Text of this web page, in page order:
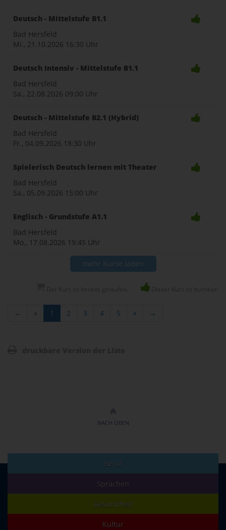
Deutsch - Mittelstufe B1.1
Bad Hersfeld
Mi., 21.10.2026 16:30 Uhr
Deutsch Intensiv - Mittelstufe B1.1
Bad Hersfeld
Sa., 22.08.2026 09:00 Uhr
Deutsch - Mittelstufe B2.1 (Hybrid)
Bad Hersfeld
Fr., 04.09.2026 18:30 Uhr
Spielerisch Deutsch lernen mit Theater
Bad Hersfeld
Sa., 05.09.2026 15:00 Uhr
Englisch - Grundstufe A1.1
Bad Hersfeld
Mo., 17.08.2026 19:45 Uhr
mehr Kurse laden
← « 1 2 3 4 5 » →
NACH OBEN
Beruf
Sprachen
Gesundheit
Kultur